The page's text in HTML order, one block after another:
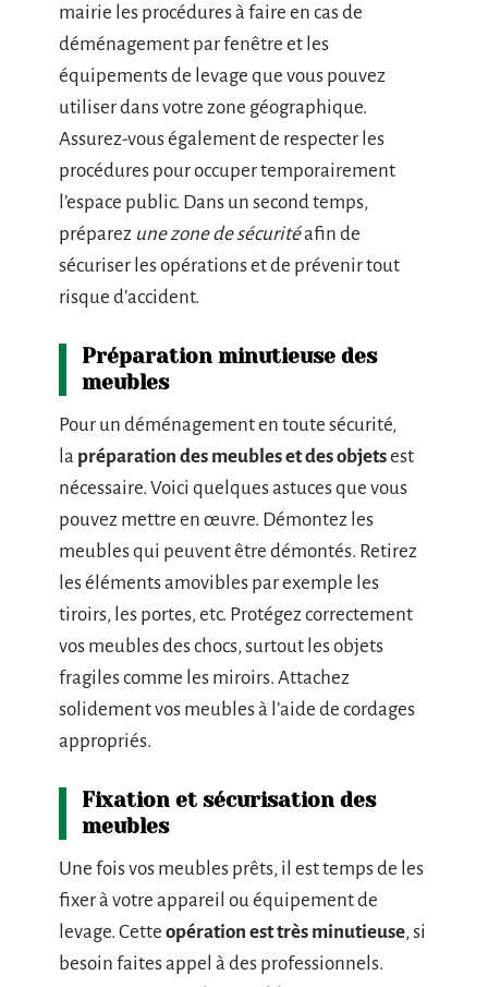
mairie les procédures à faire en cas de
déménagement par fenêtre et les
équipements de levage que vous pouvez
utiliser dans votre zone géographique.
Assurez-vous également de respecter les
procédures pour occuper temporairement
l’espace public. Dans un second temps,
préparez une zone de sécuritéafin de
sécuriser les opérations et de prévenir tout
risque d’accident.
Préparation minutieuse des
meubles
Pour un déménagement en toute sécurité,
la préparation des meubles et des objetsest
nécessaire. Voici quelques astuces que vous
pouvez mettre en œuvre. Démontez les
meubles qui peuvent être démontés. Retirez
les éléments amovibles par exemple les
tiroirs, les portes, etc. Protégez correctement
vos meubles des chocs, surtout les objets
fragiles comme les miroirs. Attachez
solidement vos meubles à l’aide de cordages
appropriés.
Fixation et sécurisation des
meubles
Une fois vos meubles prêts, il est temps de les
fixer à votre appareil ou équipement de
levage. Cette opération est très minutieuse, si
besoin faites appel à des professionnels.